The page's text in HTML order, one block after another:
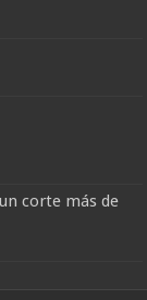
corte más de